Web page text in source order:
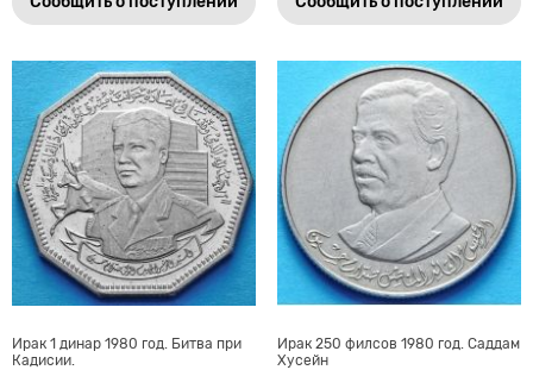
Ирак 1 динар 1980 год. Битва при
Кадисии.
Ирак 250 филсов 1980 год. Саддам
Хусейн